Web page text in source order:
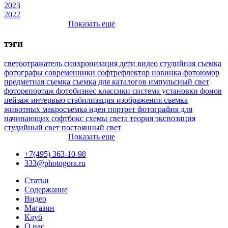
2023
2022
Показать еще
тэги
светоотражатель синхронизация дети видео студийная съемка
фотографы современники софтрефлектор новинка фотоюмор
предметная съемка съемка для каталогов импульсный свет
фоторепортаж фотобизнес классики система установки фонов
пейзаж интервью стабилизация изображения съемка
животных макросъемка идеи портрет фотография для
начинающих софтбокс схемы света теория экспозиция
студийный свет постоянный свет
Показать еще
+7(495) 363-10-98
333@photogora.ru
Статьи
Содержание
Видео
Магазин
Клуб
О нас